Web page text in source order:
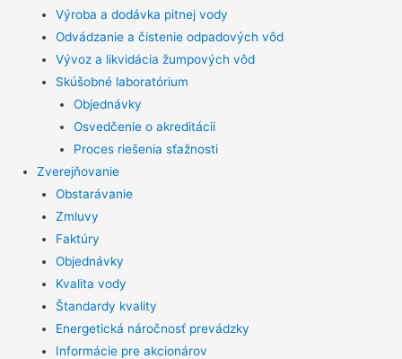
Výroba a dodávka pitnej vody
Odvádzanie a čistenie odpadových vôd
Vývoz a likvidácia žumpových vôd
Skúšobné laboratórium
Objednávky
Osvedčenie o akreditácii
Proces riešenia sťažnosti
Zverejňovanie
Obstarávanie
Zmluvy
Faktúry
Objednávky
Kvalita vody
Štandardy kvality
Energetická náročnosť prevádzky
Informácie pre akcionárov